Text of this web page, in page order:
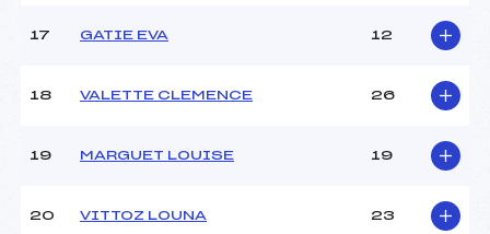
17 GATIE EVA 12
18 VALETTE CLEMENCE 26
19 MARGUET LOUISE 19
20 VITTOZ LOUNA 23